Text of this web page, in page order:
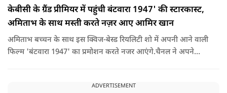
केबीसी के ग्रैंड प्रीमियर में पहुंची बंटवारा 1947' की स्टारकास्ट,
अमिताभ के साथ मस्ती करते नज़र आए आमिर खान
अमिताभ बच्चन के साथ इस क्विज-बेस्ड रियलिटी शो में अपनी आने वाली
फिल्म 'बंटवारा 1947' का प्रमोशन करते नजर आएंगे.चैनल ने अपने
ADVERTISEMENT